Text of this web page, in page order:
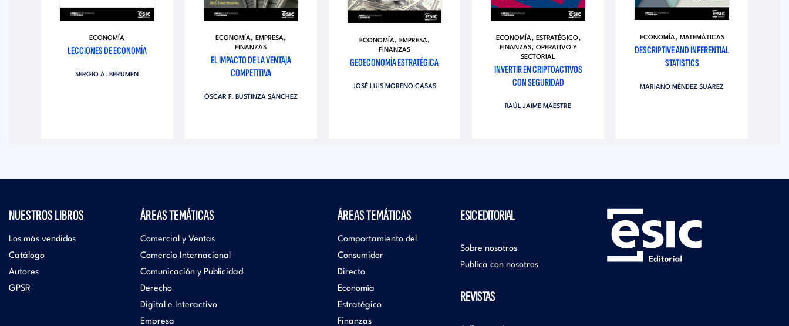
ECONOMÍA
LECCIONES DE ECONOMÍA
SERGIO A. BERUMEN
ECONOMÍA,EMPRESA,
FINANZAS
EL IMPACTO DE LA VENTAJA
COMPETITIVA
ÓSCAR F. BUSTINZA SÁNCHEZ
ECONOMÍA, EMPRESA,
FINANZAS
GEOECONOMÍA ESTRATÉGICA
JOSÉ LUIS MORENO CASAS
ECONOMÍA, ESTRATÉGICO,
FINANZAS, OPERATIVO Y
SECTORIAL
INVERTIR EN CRIPTOACTIVOS
CON SEGURIDAD
RAÚL JAIME MAESTRE
ECONOMÍA, MATEMÁTICAS
DESCRIPTIVE AND INFERENTIAL
STATISTICS
MARIANO MÉNDEZ SUÁREZ
NUESTROS LIBROS
Los más vendidos
Catálogo
Autores
GPSR
ÁREAS TEMÁTICAS
Comercial y Ventas
Comercio Internacional
Comunicación y Publicidad
Derecho
Digital e Interactivo
Empresa
ÁREAS TEMÁTICAS
Comportamiento del
Consumidor
Directo
Economía
Estratégico
Finanzas
ESIC EDITORIAL
Sobre nosotros
Publica con nosotros
REVISTAS